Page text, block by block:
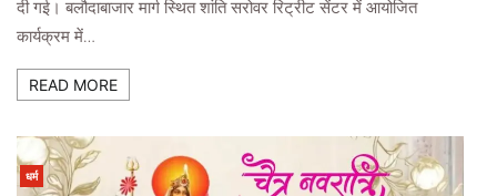
दी गई। बलौदाबाजार मार्ग स्थित शांति सरोवर रिट्रीट सेंटर में आयोजित
कार्यक्रम में…
READ MORE
धर्म